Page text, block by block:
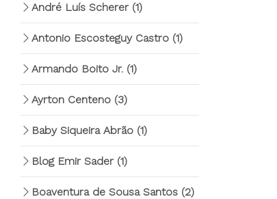
André Luís Scherer (1)
Antonio Escosteguy Castro (1)
Armando Boito Jr. (1)
Ayrton Centeno (3)
Baby Siqueira Abrão (1)
Blog Emir Sader (1)
Boaventura de Sousa Santos (2)